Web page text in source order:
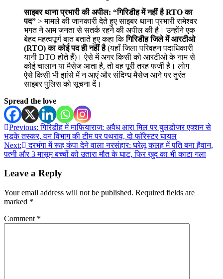
साइबर थाना प्रभारी की अपील: “गिरिडीह में नहीं है RTO का
पद” > मामले की जानकारी देते हुए साइबर थाना प्रभारी रामेश्वर
भगत ने आम जनता से सतर्क रहने की अपील की है। उन्होंने एक
बेहद महत्वपूर्ण बात बताते हुए कहा किगिरिडीह जिले में आरटीओ
(RTO) का कोई पद ही नहीं है(यहाँ जिला परिवहन पदाधिकारी
यानी DTO होते हैं)। ऐसे में अगर किसी को आरटीओ के नाम से
कोई चालान या मैसेज आता है, तो वह पूरी तरह फर्जी है। लोग
ऐसे किसी भी झांसे में न आएं और संदिग्ध मैसेज आने पर तुरंत
साइबर पुलिस को सूचना दें।
Spread the love
Post
navigation
Previous: गिरिडीह में माफियाराज: अवैध आरा मिल पर बुलडोजर एक्शन से
भड़के तस्कर, वन विभाग की टीम पर पथराव, दो फॉरेस्टर घायल
Next:
दरभंगा में रूह कंपा देने वाला नरसंहार: घरेलू कलह में पति बना हैवान,
पत्नी और 3 मासूम बच्चों को उतारा मौत के घाट, फिर खुद का भी काटा गला
Leave a Reply
Your email address will not be published. Required fields are
marked *
Comment *